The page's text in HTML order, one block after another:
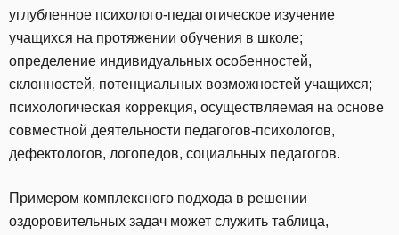
углубленное психолого-педагогическое изучение
учащихся на протяжении обучения в школе;
определение индивидуальных особенностей,
склонностей, потенциальных возможностей учащихся;
психологическая коррекция, осуществляемая на основе
совместной деятельности педагогов-психологов,
дефектологов, логопедов, социальных педагогов.
Примером комплексного подхода в решении
оздоровительных задач может служить таблица,